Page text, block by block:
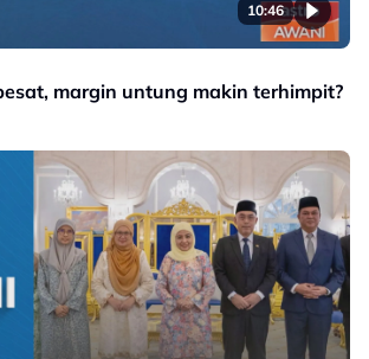
10:46
margin untung makin terhimpit?